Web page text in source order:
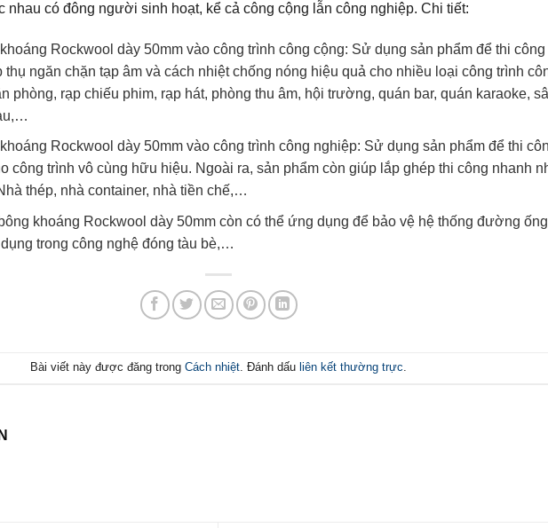
nhau có đông người sinh hoạt, kể cả công cộng lẫn công nghiệp. Chi tiết:
Rockwool dày 50mm vào công trình công cộng: Sử dụng sản phẩm để thi
thụ ngăn chặn tạp âm và cách nhiệt chống nóng hiệu quả cho nhiều loại công trình
phòng, rạp chiếu phim, rạp hát, phòng thu âm, hội trường, quán bar, quán karaoke,
Rockwool dày 50mm vào công trình công nghiệp: Sử dụng sản phẩm để thi
công trình vô cùng hữu hiệu. Ngoài ra, sản phẩm còn giúp lắp ghép thi công nhanh
thép, nhà container, nhà tiền chế,…
khoáng Rockwool dày 50mm còn có thể ứng dụng để bảo vệ hệ thống đường
trong công nghệ đóng tàu bè,…
Bài viết này được đăng trong Cách nhiệt. Đánh dấu liên kết thường trực.